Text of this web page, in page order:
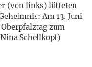
(von links) lüfteten
Am 13. Juni
zum
Schellkopf)